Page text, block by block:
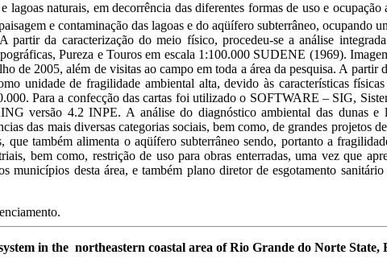
lagoas naturais, em decorrência das diferentes formas de uso e
e contaminação das lagoas e do aqüífero subterrâneo, ocupando
da caracterização do meio físico, procedeu-se a análise
Pureza e Touros em escala 1:100.000 SUDENE (1969).
2005, além de visitas ao campo em toda a área da pesquisa. A partir
unidade de fragilidade ambiental alta, devido às características
Para a confecção das cartas foi utilizado o SOFTWARE – SIG,
versão 4.2 INPE. A análise do diagnóstico ambiental das dunas e
das mais diversas categorias sociais, bem como, de grandes projetos
também alimenta o aqüífero subterrâneo sendo, portanto a
bem como, restrição de uso para obras enterradas, uma vez que
desta área, e também plano diretor de esgotamento
in the northeastern coastal area of Rio Grande do Norte